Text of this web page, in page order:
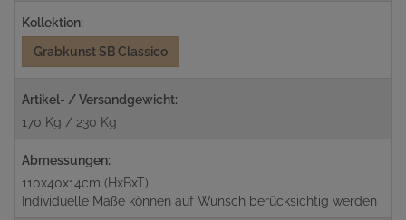
Kollektion:
Grabkunst SB Classico
Artikel- / Versandgewicht:
170 Kg / 230 Kg
Abmessungen:
110x40x14cm (HxBxT)
Individuelle Maße können auf Wunsch berücksichtig werden